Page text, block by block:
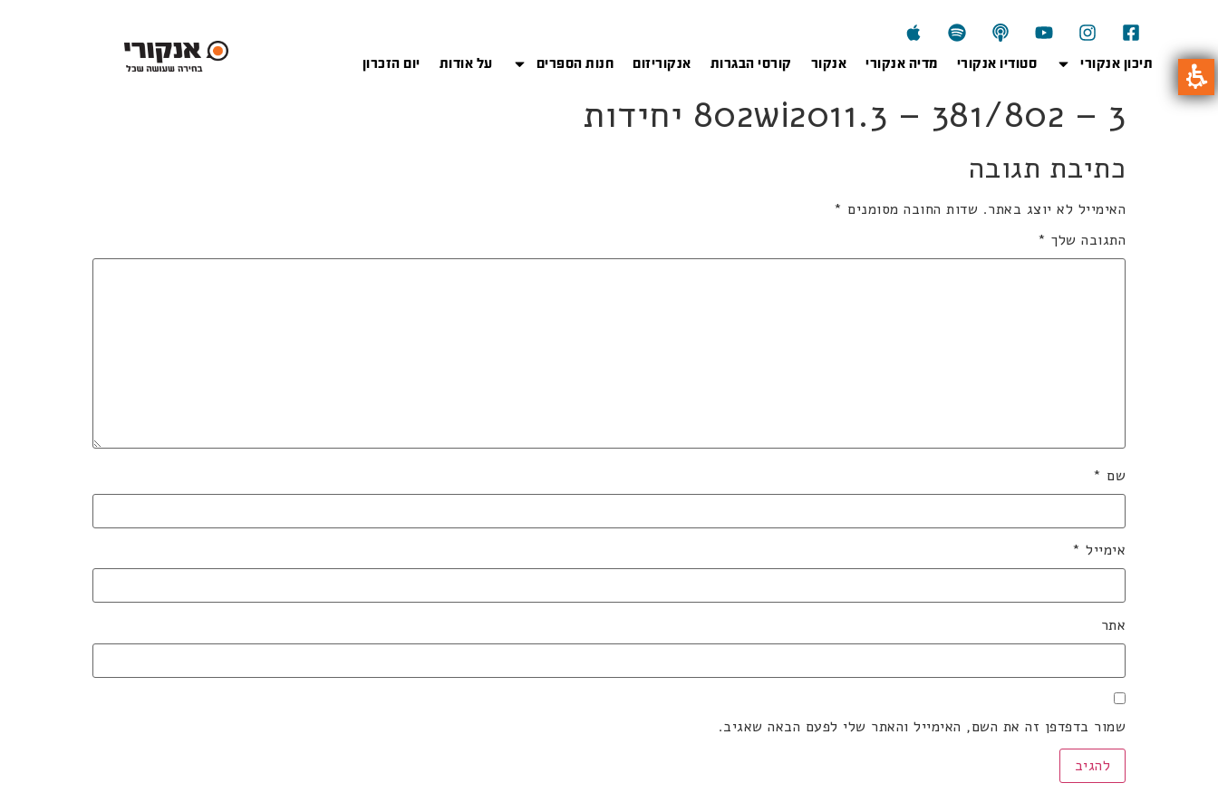
תיכון אנקורי סטודיו אנקורי מדיה אנקורי אנקור קורסי הבגרות אנקוריזום חנות הספרים על אודות יום הזכרון
802wi2011.3 – 381/802 – 3 יחידות
כתיבת תגובה
האימייל לא יוצג באתר. שדות החובה מסומנים *
התגובה שלך *
שם *
אימייל *
אתר
שמור בדפדפן זה את השם, האימייל והאתר שלי לפעם הבאה שאגיב.